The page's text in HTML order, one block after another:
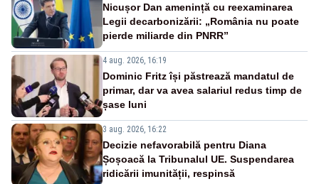
Nicușor Dan amenință cu reexaminarea
Legii decarbonizării: „România nu poate
pierde miliarde din PNRR”
4 aug. 2026, 16:19
Dominic Fritz își păstrează mandatul de
primar, dar va avea salariul redus timp de
șase luni
3 aug. 2026, 16:22
Decizie nefavorabilă pentru Diana
Șoșoacă la Tribunalul UE. Suspendarea
ridicării imunității, respinsă